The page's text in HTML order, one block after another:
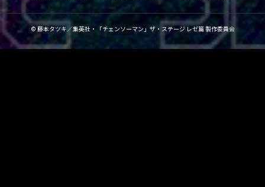
© 藤本タツキ／集英社・「チェンソーマン」ザ・ステージ レゼ篇 製作委員会